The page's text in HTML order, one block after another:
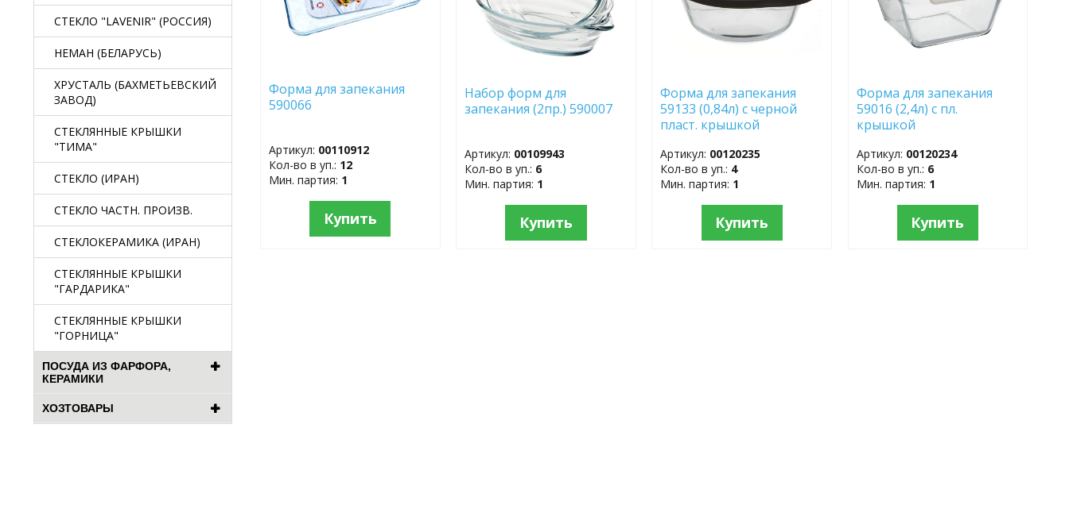
СТЕКЛО "LAVENIR" (РОССИЯ)
НЕМАН (БЕЛАРУСЬ)
ХРУСТАЛЬ (БАХМЕТЬЕВСКИЙ
ЗАВОД)
СТЕКЛЯННЫЕ КРЫШКИ
"ТИМА"
СТЕКЛО (ИРАН)
СТЕКЛО ЧАСТН. ПРОИЗВ.
СТЕКЛОКЕРАМИКА (ИРАН)
СТЕКЛЯННЫЕ КРЫШКИ
"ГАРДАРИКА"
СТЕКЛЯННЫЕ КРЫШКИ
"ГОРНИЦА"
ПОСУДА ИЗ ФАРФОРА,
КЕРАМИКИ
ХОЗТОВАРЫ
Форма для запекания
590066
Артикул: 00110912
Кол-во в уп.: 12
Мин. партия: 1
Купить
Набор форм для
запекания (2пр.) 590007
Артикул: 00109943
Кол-во в уп.: 6
Мин. партия: 1
Купить
Форма для запекания
59133 (0,84л) с черной
пласт. крышкой
Артикул: 00120235
Кол-во в уп.: 4
Мин. партия: 1
Купить
Форма для запекания
59016 (2,4л) с пл.
крышкой
Артикул: 00120234
Кол-во в уп.: 6
Мин. партия: 1
Купить